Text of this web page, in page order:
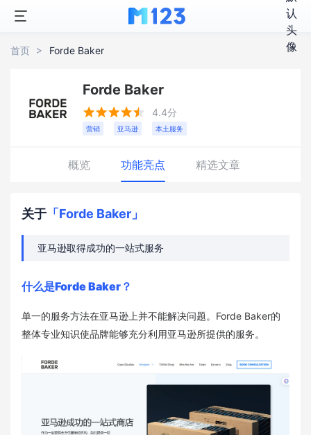
首页 Forde Baker
Forde Baker
 4.4分
营销 亚马逊 本土服务
概览 功能亮点 精选文章
关于 「Forde Baker」
亚马逊取得成功的一站式服务
什么是Forde Baker？
单一的服务方法在亚马逊上并不能解决问题。Forde Baker的
整体专业知识使品牌能够充分利用亚马逊所提供的服务。